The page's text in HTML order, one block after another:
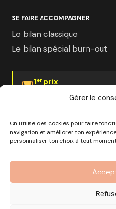
Gérer le
On utilise des cookies pour faire
navigation et améliorer ton
personnaliser ton choix à tout
SE FAIRE ACCOMPAGNER
Le bilan classique
Le bilan spécial burn-out
1er prix
capital de 1000€ ·
890 976
OF n°93 13 18812 13 —
région Provence-